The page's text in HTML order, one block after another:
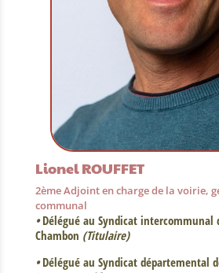
Lionel ROUFFET
2ème Adjoint en charge de la voirie,
communal
•Délégué au Syndicat intercommunal
Chambon (Titulaire)
•Délégué au Syndicat départemental